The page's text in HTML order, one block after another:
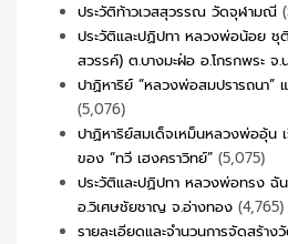
ประวัติท้าวเวสสุวรรณ วัดจุฬามณี
ประวัติและปฏิปทา หลวงพ่อน้อย ชุ
สวรรค์) ต.บางมะฝ่อ อ.โกรกพระ จ
ปาฏิหาริย์ “หลวงพ่อสมปรารถนา”
(5,076)
ปาฏิหาริย์สมเด็จเหม็นหลวงพ่ออุ้น
ของ “ทวี เฮงคราวิทย์” (5,075)
ประวัติและปฏิปทา หลวงพ่อทรง ฉั
อ.วิเศษชัยชาญ จ.อ่างทอง (4,765)
รายละเอียดและจำนวนการจัดสร้า